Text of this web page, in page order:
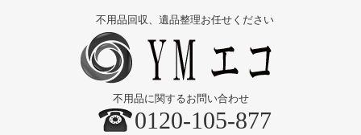
不用品回収、遺品整理お任せください
不用品に関するお問い合わせ
0120-105-877